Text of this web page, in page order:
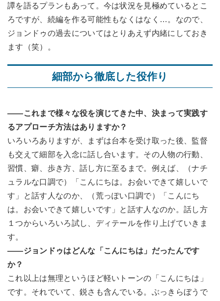
譚を語るプランもあって。今は状況を見極めているとこ
ろですが、続編を作る可能性もなくはなく…。なので、
ジョンドゥの過去についてはとりあえず内緒にしておき
ます（笑）。
細部から徹底した役作り
――これまで様々な役を演じてきた中、決まって実践す
るアプローチ方法はありますか？
いろいろありますが、まずは台本を受け取った後、監督
も交えて細部を入念に話し合います。その人物の行動、
習慣、癖、歩き方、話し方に至るまで。例えば、（ナチ
ュラルな口調で）「こんにちは。お会いできて嬉しいで
す」と話す人なのか、（荒っぽい口調で）「こんにち
は。お会いできて嬉しいです」と話す人なのか。話し方
１つからいろいろ試し、ディテールを作り上げていきま
す。
――ジョンドゥはどんな「こんにちは」だったんです
か？
これ以上は無理というほど軽いトーンの「こんにちは」
です。それでいて、鋭さも含んでいる。ぶっきらぼうで